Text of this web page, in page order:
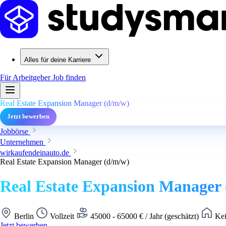
Alles für deine Karriere
Für ArbeitgeberJob finden
Real Estate Expansion Manager (d/m/w)
Jetzt bewerben
Jobbörse
Unternehmen
wirkaufendeinauto.de
Real Estate Expansion Manager (d/m/w)
Real Estate Expansion
Berlin Vollzeit 45000 - 65000 € / Jahr (geschätzt)